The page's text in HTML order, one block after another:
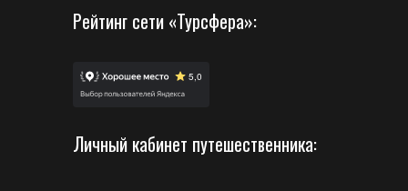
Рейтинг сети «Турсфера»:
Личный кабинет путешественника: